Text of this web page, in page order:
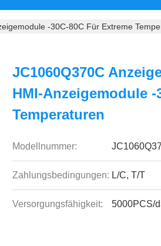
-30C-80C Für Extreme
JC1060Q370C
HMI-Anzeigemodule -
Temperaturen
Modellnummer:
Zahlungsbedingungen: L/C, T/T
Versorgungsfähigkeit: 5000PCS/